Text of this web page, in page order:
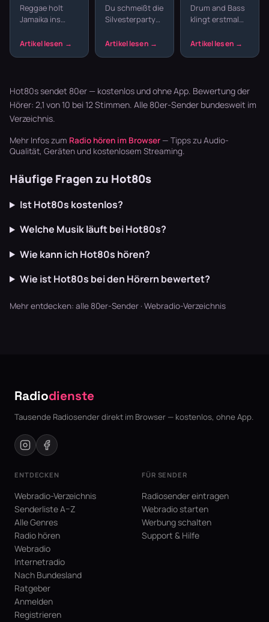
Vibes und
Dancehall
Reggae holt
Jamaika ins
Der entspannte
schaffen U…
Sender für
den
Jahreswechsel
Du schmeißt die
Silvesterparty
den ganzen
läuft dur…
Konzentration
durch
schnelle
Drum and Bass
klingt erstmal
nicht nach
Breaks oh…
Hot80s sendet 80er — kostenlos und ohne App. Bewertung der
Hörer: 2,1 von 10 bei 12 Stimmen. Alle 80er-Sender bundesweit im
Verzeichnis.
Mehr Infos zum Radio hören im Browser — Tipps zu Audio-
Qualität, Geräten und kostenlosem Streaming.
Häufige Fragen zu Hot80s
Ist Hot80s kostenlos?
Welche Musik läuft bei Hot80s?
Wie kann ich Hot80s hören?
Wie ist Hot80s bei den Hörern bewertet?
Mehr entdecken: alle 80er-Sender · Webradio-Verzeichnis
Radiodienste
Tausende Radiosender direkt im Browser — kostenlos, ohne App.
ENTDECKEN
Webradio-Verzeichnis
Senderliste A–Z
Alle Genres
Radio hören
Webradio
Internetradio
Nach Bundesland
Ratgeber
Anmelden
Registrieren
FÜR SENDER
Radiosender eintragen
Webradio starten
Werbung schalten
Support & Hilfe